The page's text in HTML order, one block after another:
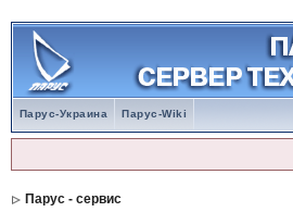
Парус-Украина Парус-Wiki
Парус - сервис